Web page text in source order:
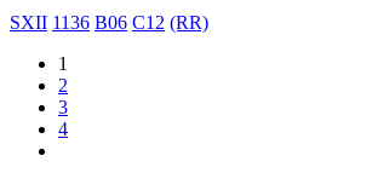
SXII 1136 B06 C12 (RR)
1
2
3
4